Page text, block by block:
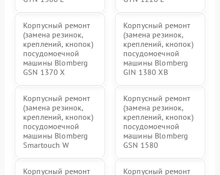
Корпусный ремонт
(замена резинок,
креплений, кнопок)
посудомоечной
машины Blomberg
GSN 1370 X
Корпусный ремонт
(замена резинок,
креплений, кнопок)
посудомоечной
машины Blomberg
GIN 1380 XB
Корпусный ремонт
(замена резинок,
креплений, кнопок)
посудомоечной
машины Blomberg
Smartouch W
Корпусный ремонт
(замена резинок,
креплений, кнопок)
посудомоечной
машины Blomberg
GSN 1580
Корпусный ремонт Корпусный ремонт